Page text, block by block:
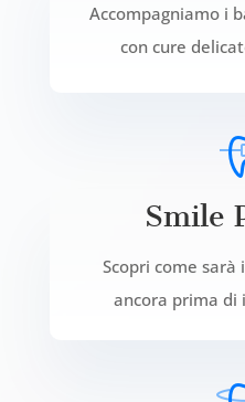
Accompagniamo i
con cure
Smile
Scopri come
ancora prima di